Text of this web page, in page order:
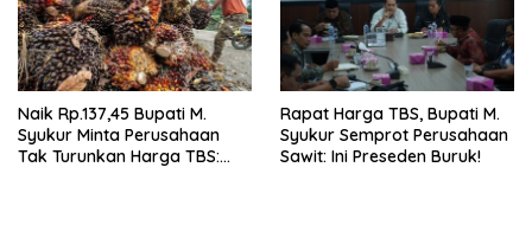
Naik Rp.137,45 Bupati M.
Syukur Minta Perusahaan
Tak Turunkan Harga TBS:
Rapat Harga TBS, Bupati M.
Syukur Semprot Perusahaan
Sawit: Ini Preseden Buruk!